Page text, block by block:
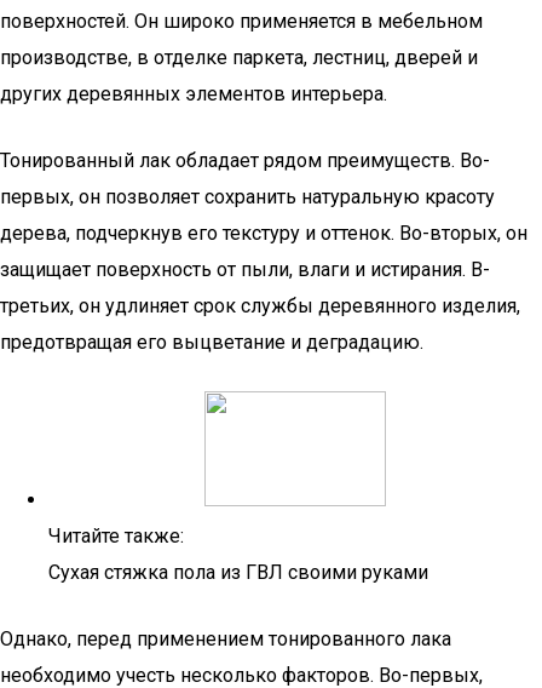
поверхностей. Он широко применяется в мебельном
производстве, в отделке паркета, лестниц, дверей и
других деревянных элементов интерьера.
Тонированный лак обладает рядом преимуществ. Во-
первых, он позволяет сохранить натуральную красоту
дерева, подчеркнув его текстуру и оттенок. Во-вторых, он
защищает поверхность от пыли, влаги и истирания. В-
третьих, он удлиняет срок службы деревянного изделия,
предотвращая его выцветание и деградацию.
Читайте также:
Сухая стяжка пола из ГВЛ своими руками
Однако, перед применением тонированного лака
необходимо учесть несколько факторов. Во-первых,